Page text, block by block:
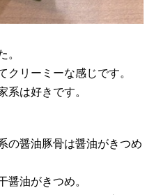
。
クリーミーな感じです。
系は好きです。
の醤油豚骨は醤油がきつめ
醤油がきつめ。